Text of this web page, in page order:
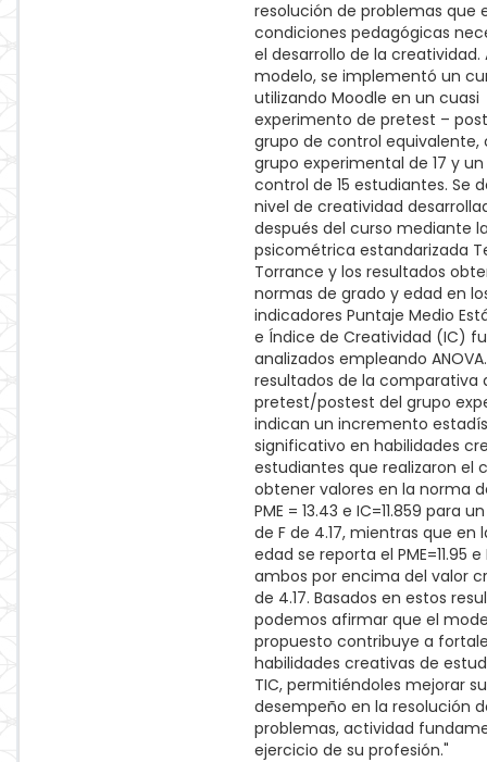
resolución de problemas que
condiciones pedagógicas
el desarrollo de la creatividad.
modelo, se implementó un
utilizando Moodle en un cuasi
experimento de pretest –
grupo de control equivalente,
grupo experimental de 17 y
control de 15 estudiantes. Se
nivel de creatividad
después del curso mediante
psicométrica estandarizada
Torrance y los resultados
normas de grado y edad en
indicadores Puntaje Medio
e Índice de Creatividad (IC)
analizados empleando
resultados de la comparativa
pretest/postest del grupo
indican un incremento
significativo en habilidades
estudiantes que realizaron el
obtener valores en la norma
PME = 13.43 e IC=11.859 para
de F de 4.17, mientras que en
edad se reporta el PME=11.95 e
ambos por encima del valor
de 4.17. Basados en estos
podemos afirmar que el
propuesto contribuye a
habilidades creativas de
TIC, permitiéndoles mejorar su
desempeño en la resolución
problemas, actividad
ejercicio de su profesión."